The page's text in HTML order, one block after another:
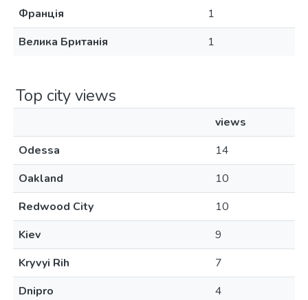
Франція
1
Велика Британія
1
Top city views
views
Odessa
14
Oakland
10
Redwood City
10
Kiev
9
Kryvyi Rih
7
Dnipro
4